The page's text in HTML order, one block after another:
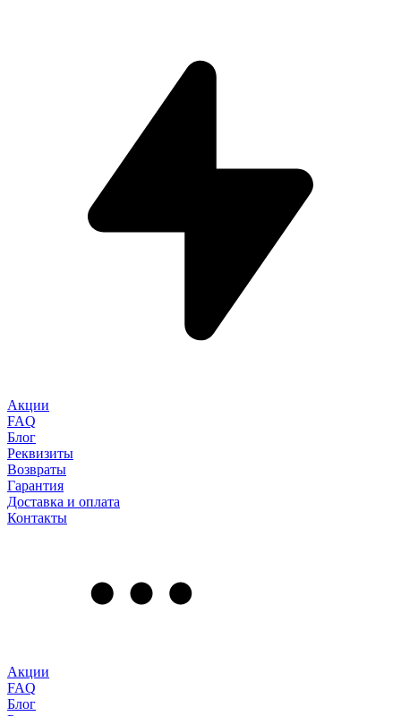
Акции
FAQ
Блог
Реквизиты
Возвраты
Гарантия
Доставка и оплата
Контакты
Акции
FAQ
Блог